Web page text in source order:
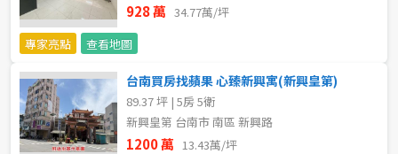
2房
屋齡
928 萬 34.77萬/坪
專家亮點
查看地圖
台南買房找蘋果 心臻新興寓(新興皇第)
89.37 坪 | 5房 5衛
新興皇第 台南市 南區 新興路
1200 萬 13.43萬/坪